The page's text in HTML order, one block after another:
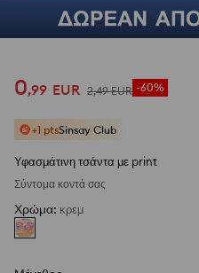
0,99 EUR 2,49 EUR -60%
+1 ptsSinsay Club
Υφασμάτινη τσάντα με print
Σύντομα κοντά σας
Χρώμα: κρεμ